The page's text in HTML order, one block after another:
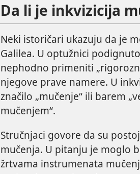
Da li je inkvizicija
Neki istoričari ukazuju da je
Galilea. U optužnici
nephodno primeniti
njegove prave namere. U
značilo „mučenje“ ili barem
mučenjem“.
Stručnjaci govore da su
mučenja. U pitanju je moglo
žrtvama instrumenata